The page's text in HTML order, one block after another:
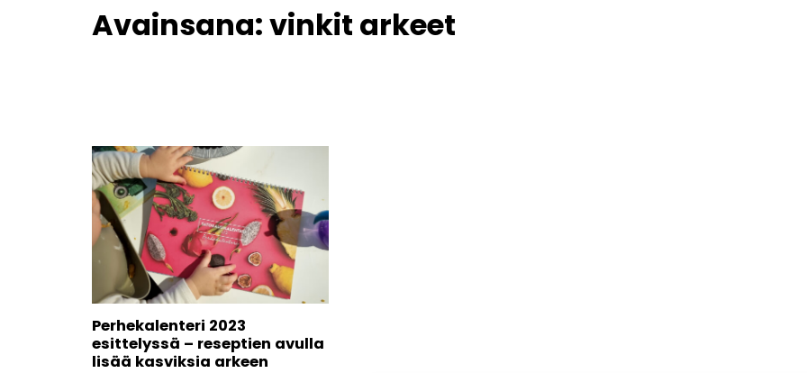
Avainsana:vinkit arkeet
Perhekalenteri 2023
esittelyssä – reseptien avulla
lisää kasviksia arkeen